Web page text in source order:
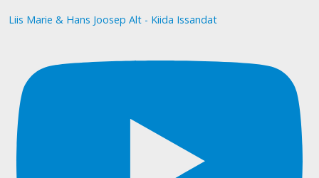
Liis Marie & Hans Joosep Alt - Kiida Issandat